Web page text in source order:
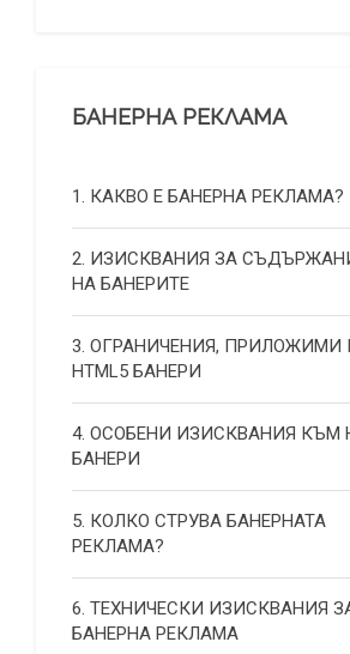
БАНЕРНА РЕКЛАМА
1. КАКВО Е БАНЕРНА РЕКЛАМА?
2. ИЗИСКВАНИЯ ЗА
НА БАНЕРИТЕ
3. ОГРАНИЧЕНИЯ, ПРИЛОЖИМИ
HTML5 БАНЕРИ
4. ОСОБЕНИ ИЗИСКВАНИЯ КЪМ
БАНЕРИ
5. КОЛКО СТРУВА БАНЕРНАТА
РЕКЛАМА?
6. ТЕХНИЧЕСКИ ИЗИСКВАНИЯ
БАНЕРНА РЕКЛАМА